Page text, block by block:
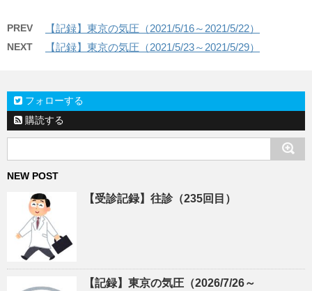
PREV 【記録】東京の気圧（2021/5/16～2021/5/22）
NEXT 【記録】東京の気圧（2021/5/23～2021/5/29）
フォローする
購読する
NEW POST
【受診記録】往診（235回目）
【記録】東京の気圧（2026/7/26～